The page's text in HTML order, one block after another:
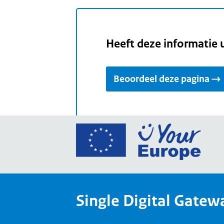
Heeft deze informatie
Beoordeel deze pagina
Ga
Your
Single Digital